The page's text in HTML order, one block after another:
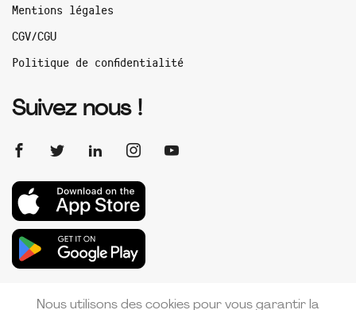
Mentions légales
CGV/CGU
Politique de confidentialité
Suivez nous !
Nous utilisons des cookies pour vous garantir la